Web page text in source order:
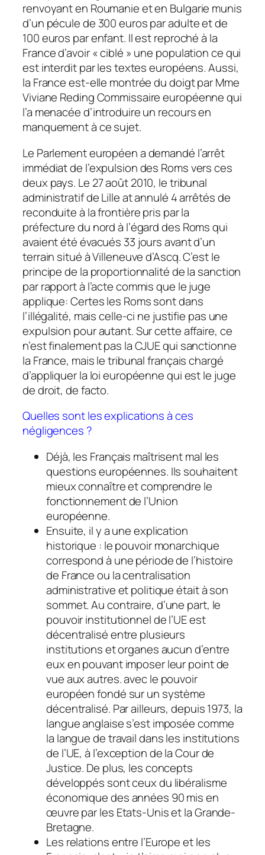
renvoyant en Roumanie et en Bulgarie munis
d’un pécule de 300 euros par adulte et de
100 euros par enfant. Il est reproché à la
France d’avoir « ciblé » une population ce qui
est interdit par les textes européens. Aussi,
la France est-elle montrée du doigt par Mme
Viviane Reding Commissaire européenne qui
l’a menacée d’introduire un recours en
manquement à ce sujet.
Le Parlement européen a demandé l’arrêt
immédiat de l’expulsion des Roms vers ces
deux pays. Le 27 août 2010, le tribunal
administratif de Lille at annulé 4 arrêtés de
reconduite à la frontière pris par la
préfecture du nord à l’égard des Roms qui
avaient été évacués 33 jours avant d’un
terrain situé à Villeneuve d’Ascq. C’est le
principe de la proportionnalité de la sanction
par rapport à l’acte commis que le juge
applique: Certes les Roms sont dans
l’illégalité, mais celle-ci ne justifie pas une
expulsion pour autant. Sur cette affaire, ce
n’est finalement pas la CJUE qui sanctionne
la France, mais le tribunal français chargé
d’appliquer la loi européenne qui est le juge
de droit, de facto.
Quelles sont les explications à ces
négligences ?
Déjà, les Français maîtrisent mal les
questions européennes. Ils souhaitent
mieux connaître et comprendre le
fonctionnement de l’Union
européenne.
Ensuite, il y a une explication
historique : le pouvoir monarchique
correspond à une période de l’histoire
de France ou la centralisation
administrative et politique était à son
sommet. Au contraire, d’une part, le
pouvoir institutionnel de l’UE est
décentralisé entre plusieurs
institutions et organes aucun d’entre
eux en pouvant imposer leur point de
vue aux autres. avec le pouvoir
européen fondé sur un système
décentralisé. Par ailleurs, depuis 1973, la
langue anglaise s’est imposée comme
la langue de travail dans les institutions
de l’UE, à l’exception de la Cour de
Justice. De plus, les concepts
développés sont ceux du libéralisme
économique des années 90 mis en
œuvre par les Etats-Unis et la Grande-
Bretagne.
Les relations entre l’Europe et les